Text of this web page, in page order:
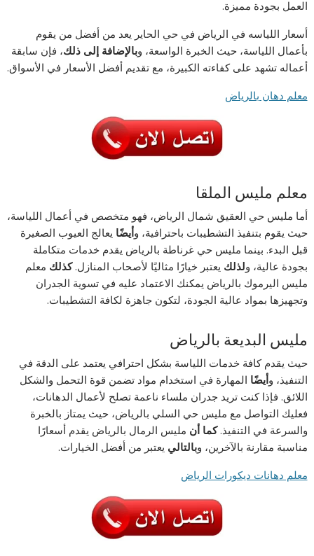
العمل بجودة مميزة.
أسعار اللياسه في الرياض في حي الحاير يعد من أفضل من يقوم
بأعمال اللياسة، حيث الخبرة الواسعة، وبالإضافة إلى ذلك، فإن سابقة
أعماله تشهد على كفاءته الكبيرة، مع تقديم أفضل الأسعار في الأسواق.
معلم دهان بالرياض
معلم مليس الملقا
أما مليس حي العقيق شمال الرياض، فهو متخصص في أعمال اللياسة،
حيث يقوم بتنفيذ التشطيبات باحترافية، وأيضًا يعالج العيوب الصغيرة
قبل البدء. بينما مليس حي غرناطة بالرياض يقدم خدمات متكاملة
بجودة عالية، ولذلك يعتبر خيارًا مثاليًا لأصحاب المنازل.كذلك معلم
مليس اليرموك بالرياض يمكنك الاعتماد عليه في تسوية الجدران
وتجهيزها بمواد عالية الجودة، لتكون جاهزة لكافة التشطيبات.
مليس البديعة بالرياض
حيث يقدم كافة خدمات اللياسة بشكل احترافي يعتمد على الدقة في
التنفيذ، وأيضًا المهارة في استخدام مواد تضمن قوة التحمل والشكل
اللائق. فإذا كنت تريد جدران ملساء ناعمة تصلح لأعمال الدهانات،
فعليك التواصل مع مليس حي السلي بالرياض، حيث يمتاز بالخبرة
والسرعة في التنفيذ.كما أن مليس الرمال بالرياض يقدم أسعارًا
مناسبة مقارنة بالآخرين، وبالتالي يعتبر من أفضل الخيارات.
معلم دهانات ديكورات الرياض